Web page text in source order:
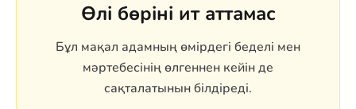
Өлі бөріні ит аттамас
Бұл мақал адамның өмірдегі беделі мен
мәртебесінің өлгеннен кейін де
сақталатынын білдіреді.